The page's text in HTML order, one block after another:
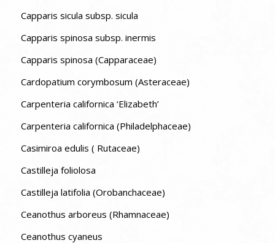
Capparis sicula subsp. sicula
Capparis spinosa subsp. inermis
Capparis spinosa (Capparaceae)
Cardopatium corymbosum (Asteraceae)
Carpenteria californica ‘Elizabeth’
Carpenteria californica (Philadelphaceae)
Casimiroa edulis ( Rutaceae)
Castilleja foliolosa
Castilleja latifolia (Orobanchaceae)
Ceanothus arboreus (Rhamnaceae)
Ceanothus cyaneus